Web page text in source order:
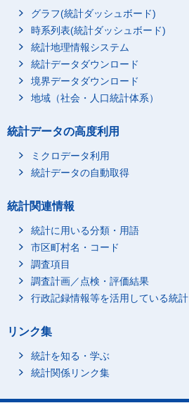
グラフ(統計ダッシュボード)
時系列表(統計ダッシュボード)
統計地理情報システム
統計データダウンロード
境界データダウンロード
地域（社会・人口統計体系）
統計データの高度利用
ミクロデータ利用
統計データの自動取得
統計関連情報
統計に用いる分類・用語
市区町村名・コード
調査項目
調査計画／点検・評価結果
行政記録情報等を活用している統計
リンク集
統計を知る・学ぶ
統計関係リンク集